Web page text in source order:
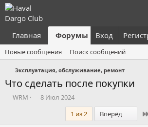
Главная Форумы Что нового?
Вход
Новые сообщения Поиск сообщений
Эксплуатация, обслуживание, ремонт
Что сделать после покупки
А
WRM
Д
8 Июл 2024
1 из 2
Вперёд